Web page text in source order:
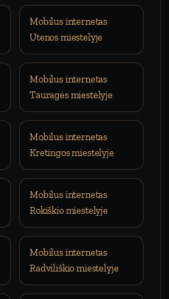
Mobilus internetas
Utenos miestelyje
Mobilus internetas
Tauragės miestelyje
Mobilus internetas
Kretingos miestelyje
Mobilus internetas
Rokiškio miestelyje
Mobilus internetas
Radviliškio miestelyje